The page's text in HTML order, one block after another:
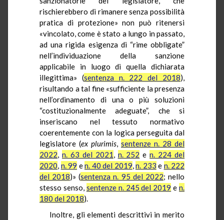
rischierebbero di rimanere senza possibilità
pratica di protezione» non può ritenersi
«vincolato, come è stato a lungo in passato,
ad una rigida esigenza di “rime obbligate”
nell’individuazione della sanzione
applicabile in luogo di quella dichiarata
illegittima» (sentenza n. 222 del 2018),
risultando a tal fine «sufficiente la presenza
nell’ordinamento di una o più soluzioni
“costituzionalmente adeguate”, che si
inseriscano nel tessuto normativo
coerentemente con la logica perseguita dal
legislatore (ex plurimis, sentenze n. 28 del
2022, n. 63 del 2021, n. 252 en. 224 del
2020, n. 99 en. 40 del 2019,n. 233 e n. 222
del 2018)» (sentenza n. 95 del 2022; nello
stesso senso, sentenze n. 245 del 2019 e n.
180 del 2018).
Inoltre, gli elementi descrittivi in merito